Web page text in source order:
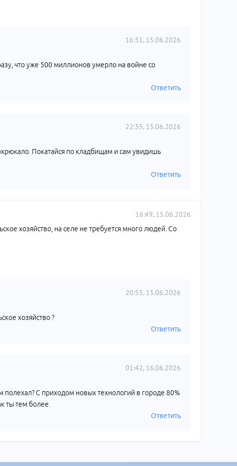
16:31, 15.06.2026
что уже 500 миллионов умерло на войне со
Ответить
22:35, 15.06.2026
Покатайся по кладбищам и сам увидишь
Ответить
16:49, 15.06.2026
хозяйство, на селе не требуется много людей. Со
20:53, 15.06.2026
хозяйство ?
Ответить
01:42, 16.06.2026
С приходом новых технологий в городе 80%
ты тем более.
Ответить